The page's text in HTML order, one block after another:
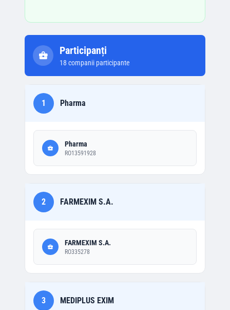
Participanți
18 companii participante
1 Pharma
Pharma
RO13591928
2 FARMEXIM S.A.
FARMEXIM S.A.
RO335278
3 MEDIPLUS EXIM